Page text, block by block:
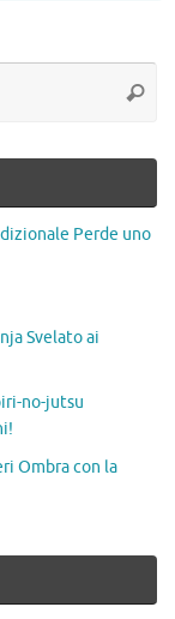
Perde uno
Svelato ai
no-jutsu
Ombra con la